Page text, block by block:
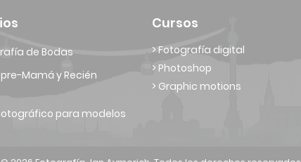
de Bodas
Mamá y Recién
para modelos
Cursos
> Fotografía digital
> Photoshop
> Graphic motions